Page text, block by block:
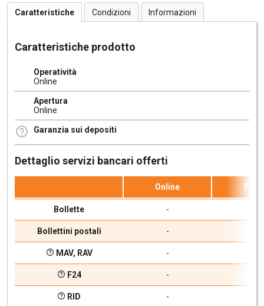
Caratteristiche Condizioni Informazioni
Caratteristiche prodotto
Operatività
Online
Apertura
Online
Garanzia sui depositi
Dettaglio servizi bancari offerti
Online
Bollette -
Bollettini postali -
MAV, RAV -
F24 -
RID -